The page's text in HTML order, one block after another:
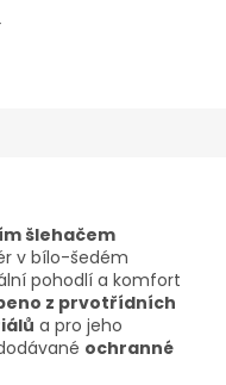
šlehačem
v bílo-šedém
pohodlí a komfort
z prvotřídních
a pro jeho
ochranné